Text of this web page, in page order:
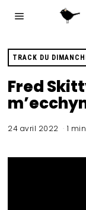
TRACK DU
Fred
24 avril 2022 1